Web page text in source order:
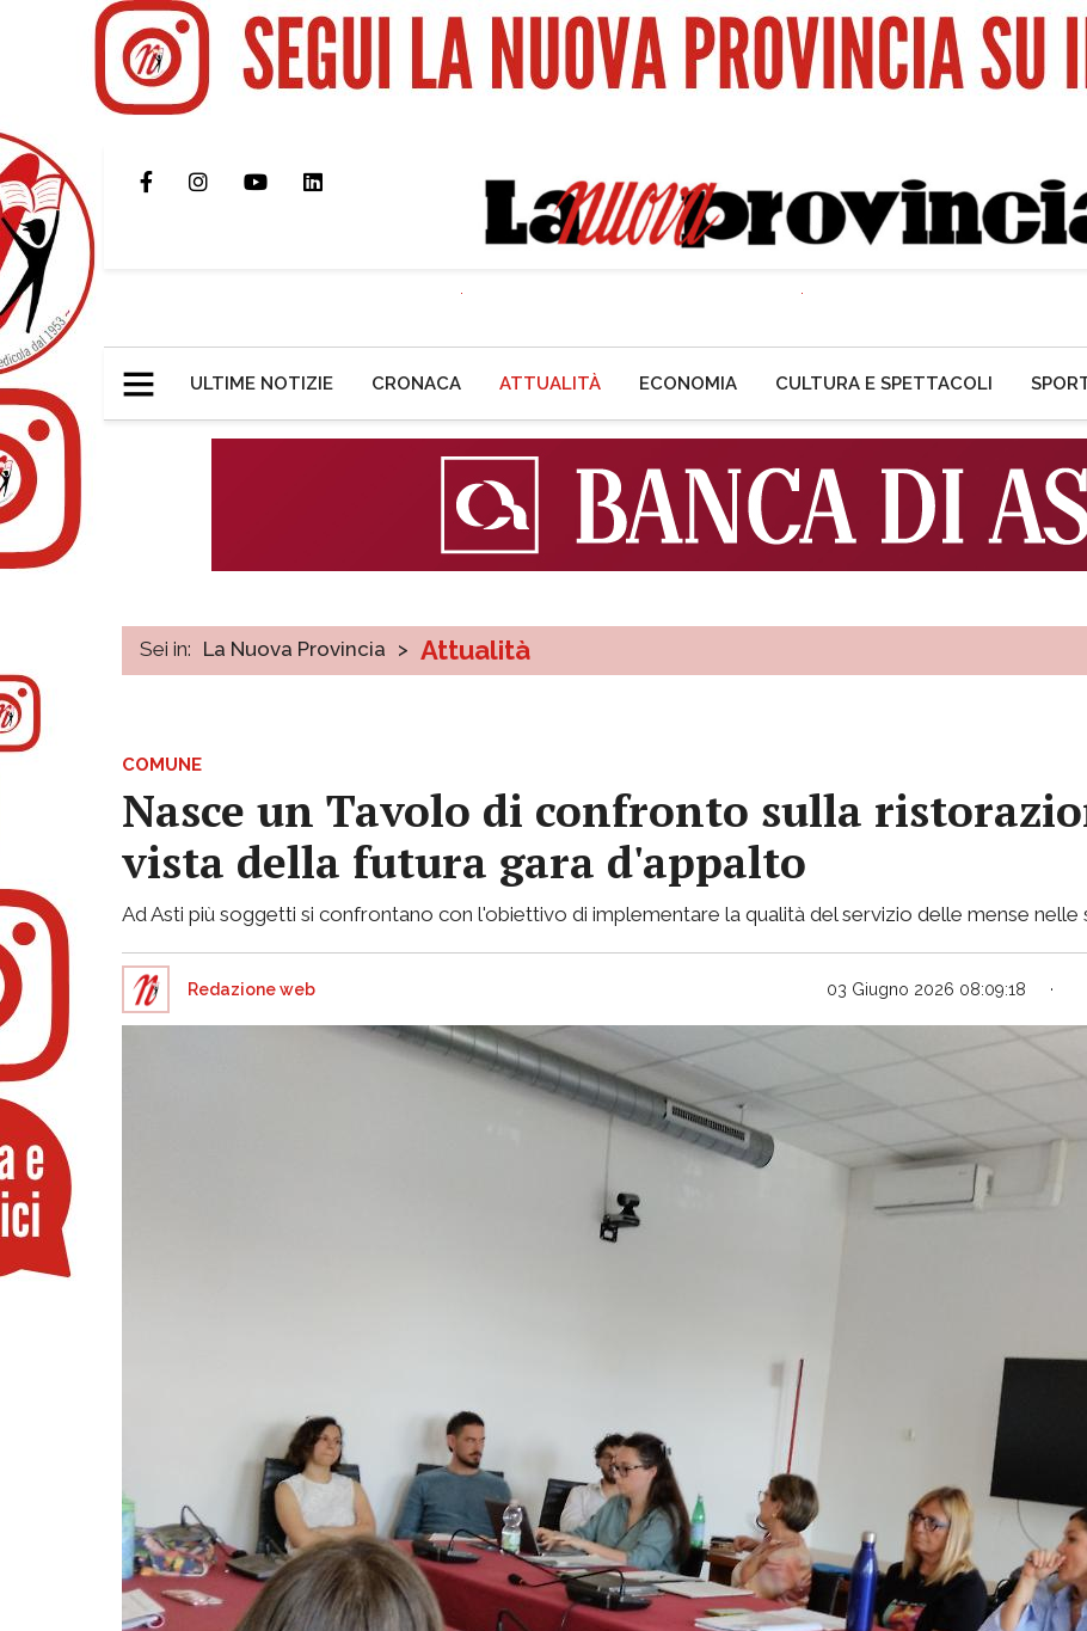
ULTIME NOTIZIE CRONACA ATTUALITÀ ECONOMIA CULTURA E SPETTACOLI
Sei in: La Nuova Provincia > Attualità
COMUNE
Nasce un Tavolo di confronto sulla
vista della futura gara d'appalto
Ad Asti più soggetti si confrontano con l'obiettivo di implementare la qualità del servizio delle mense nelle
Redazione web 03 Giugno 2026 08:09:18